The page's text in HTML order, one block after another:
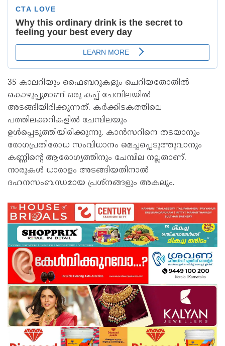
35 കാലറിയും ഫൈബറുകളും ചെറിയതോതില്‍
കൊഴുപ്പുമാണ് ഒരു കപ്പ് ചേമ്പിലയില്‍
അടങ്ങിയിരിക്കുന്നത്. ക‍ർക്കിടകത്തിലെ
പത്തിലക്കറികളിൽ ചേമ്പിലയും
ഉൾപ്പെടുത്തിയിരിക്കുന്നു. കാന്‍സറിനെ തടയാനും
രോഗപ്രതിരോധ സംവിധാനം മെച്ചപ്പെടുത്തുവാനും
കണ്ണിന്റെ ആരോഗ്യത്തിനും ചേമ്പില നല്ലതാണ്.
നാരുകള്‍ ധാരാളം അടങ്ങിയതിനാല്‍
ദഹനസംബന്ധമായ പ്രശ്‌നങ്ങളും അകലും.